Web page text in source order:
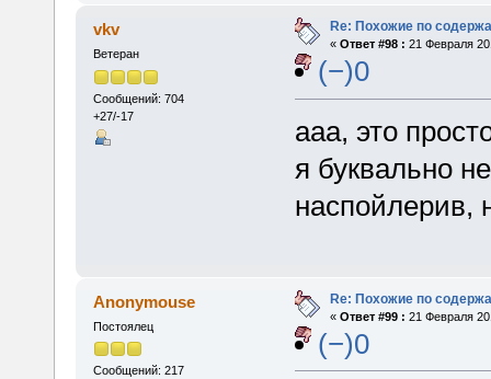
vkv
Ветеран
Сообщений: 704
+27/-17
Re: Похожие по
« Ответ #98 : 21 Февраля
(−)0
ааа, это
я буквально
наспойлерив,
Anonymouse
Постоялец
Сообщений: 217
Re: Похожие по
« Ответ #99 : 21 Февраля
(−)0